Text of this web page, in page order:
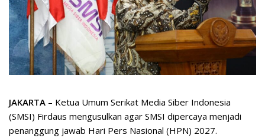
JAKARTA – Ketua Umum Serikat Media Siber Indonesia
(SMSI) Firdaus mengusulkan agar SMSI dipercaya menjadi
penanggung jawab Hari Pers Nasional (HPN) 2027.